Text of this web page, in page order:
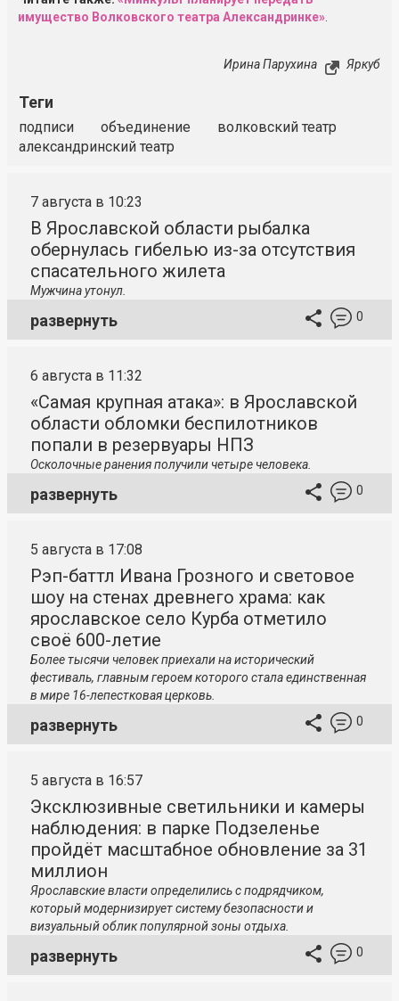
имущество Волковского театра Александринке»
Ирина Парухина Яркуб
Теги
подписи объединение
волковский театр
александринский театр
7 августа в 10:23
В Ярославской области рыбалка
обернулась гибелью из-за отсутствия
спасательного жилета
Мужчина утонул.
развернуть 0
6 августа в 11:32
«Самая крупная атака»: в Ярославской
области обломки беспилотников
попали в резервуары НПЗ
Осколочные ранения получили четыре человека.
развернуть 0
5 августа в 17:08
Рэп-баттл Ивана Грозного и световое
шоу на стенах древнего храма: как
ярославское село Курба отметило
своё 600-летие
Более тысячи человек приехали на исторический
фестиваль, главным героем которого стала единственная
в мире 16-лепестковая церковь.
развернуть 0
5 августа в 16:57
Эксклюзивные светильники и камеры
наблюдения: в парке Подзеленье
пройдёт масштабное обновление за 31
миллион
Ярославские власти определились с подрядчиком,
который модернизирует систему безопасности и
визуальный облик популярной зоны отдыха.
развернуть 0